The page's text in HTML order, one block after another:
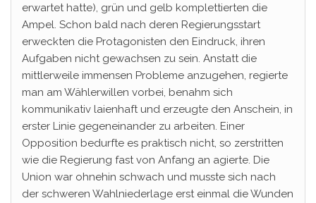
erwartet hatte), grün und gelb komplettierten die
Ampel. Schon bald nach deren Regierungsstart
erweckten die Protagonisten den Eindruck, ihren
Aufgaben nicht gewachsen zu sein. Anstatt die
mittlerweile immensen Probleme anzugehen, regierte
man am Wählerwillen vorbei, benahm sich
kommunikativ laienhaft und erzeugte den Anschein, in
erster Linie gegeneinander zu arbeiten. Einer
Opposition bedurfte es praktisch nicht, so zerstritten
wie die Regierung fast von Anfang an agierte. Die
Union war ohnehin schwach und musste sich nach
der schweren Wahlniederlage erst einmal die Wunden